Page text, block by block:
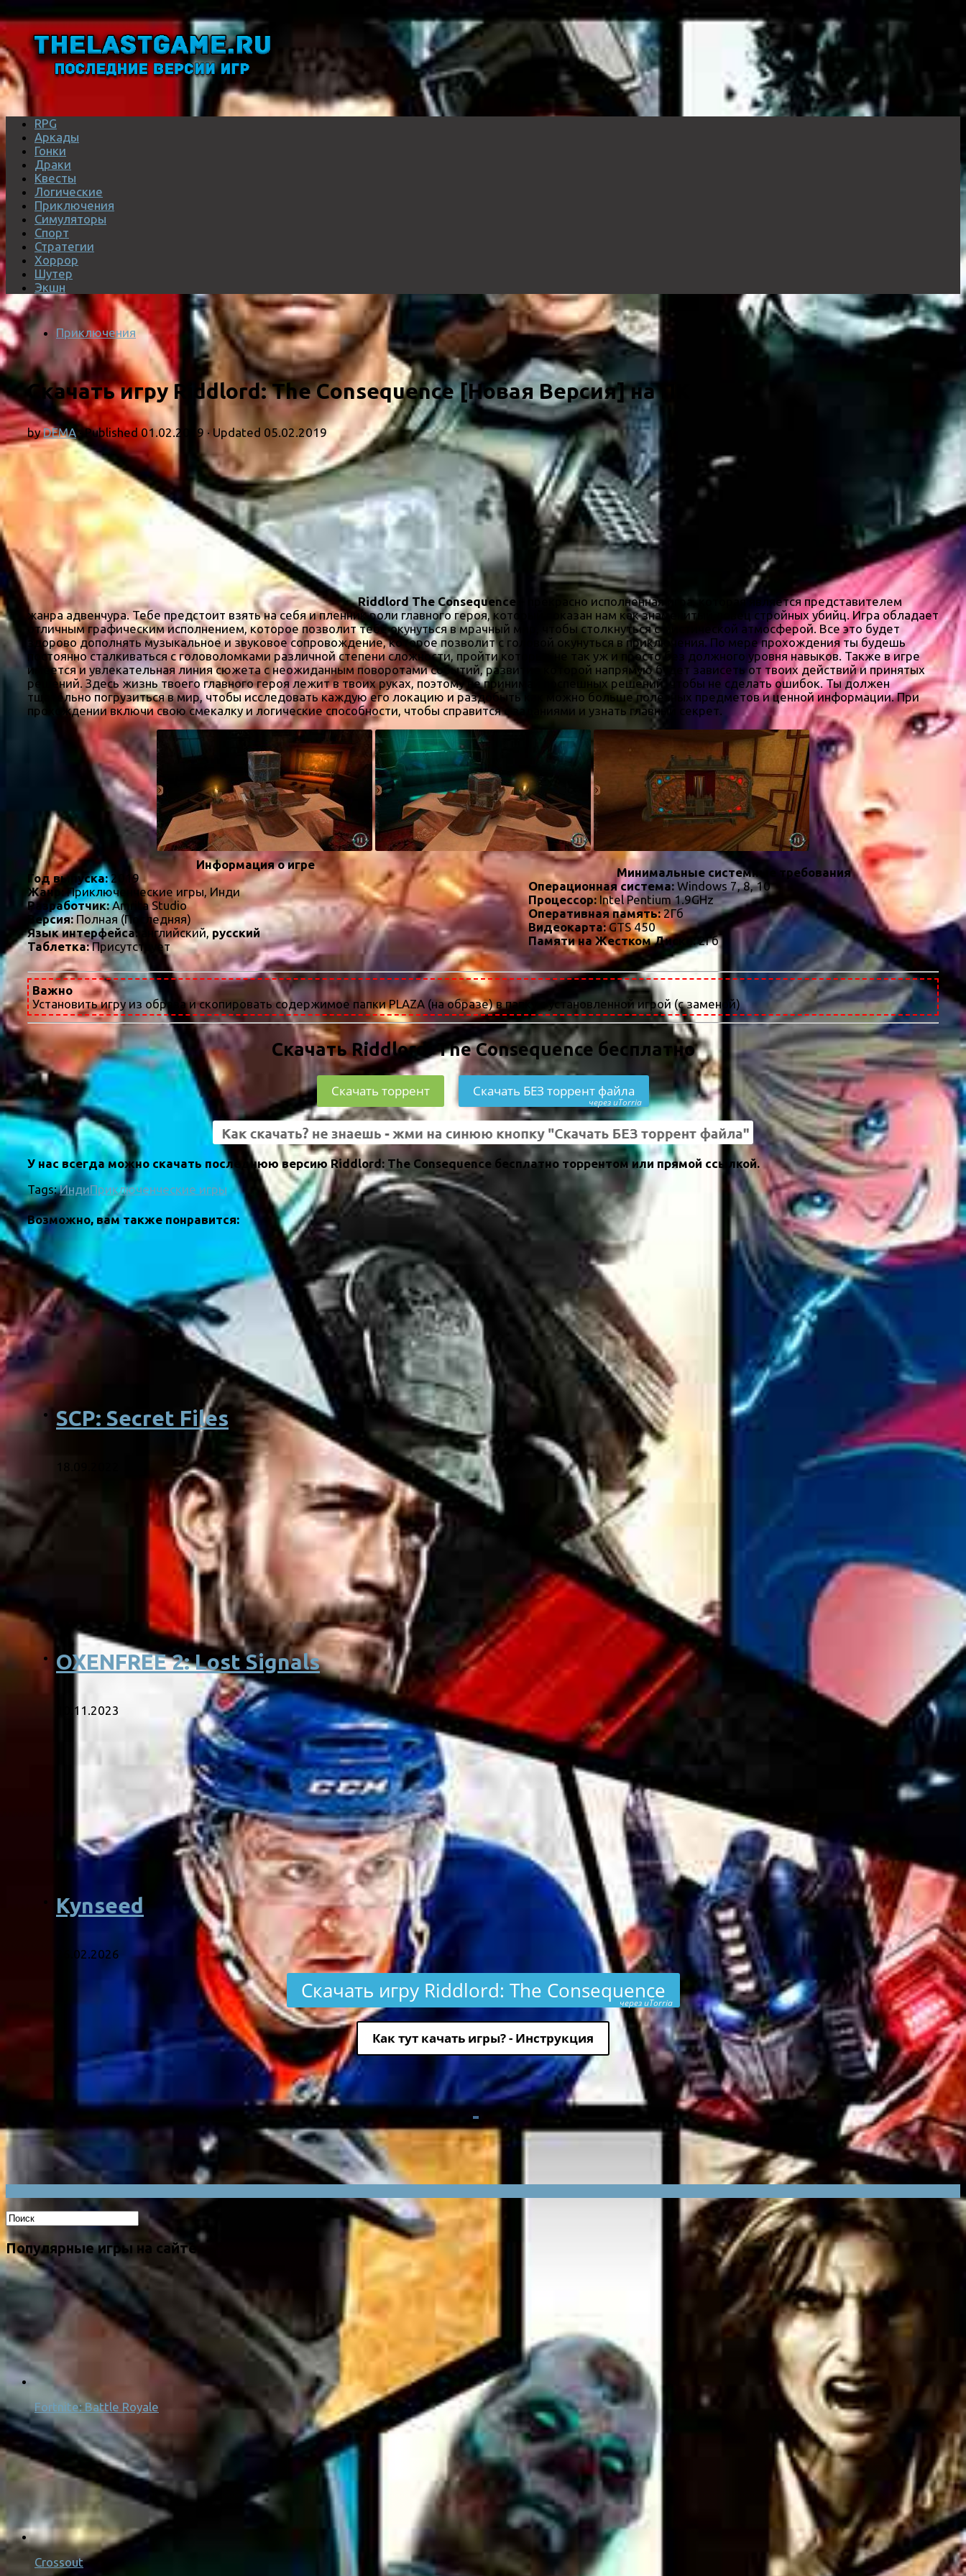
RPG
Аркады
Гонки
Драки
Квесты
Логические
Приключения
Симуляторы
Спорт
Стратегии
Хоррор
Шутер
Экшн
Приключения
Скачать игру Riddlord: The Consequence [Новая Версия] на ПК
byDEMA · Published01.02.2019 · Updated 05.02.2019
Riddlord The Consequence – прекрасно исполненная игра, которая является представителем
жанра адвенчура. Тебе предстоит взять на себя и пленник роли главного героя, который показан нам как знаменитый ловец стройных убийц. Игра обладает
отличным графическим исполнением, которое позволит тебе окунуться в мрачный мир, чтобы столкнуться с мистической атмосферой. Все это будет
здорово дополнять музыкальное и звуковое сопровождение, которое позволит с головой окунуться в приключения. По мере прохождения ты будешь
постоянно сталкиваться с головоломками различной степени сложности, пройти которые не так уж и просто без должного уровня навыков. Также в игре
имеется и увлекательная линия сюжета с неожиданным поворотами событий, развитие которой напрямую будет зависеть от твоих действий и принятых
решений. Здесь жизнь твоего главного героя лежит в твоих руках, поэтому не принимай поспешных решений, чтобы не сделать ошибок. Ты должен
тщательно погрузиться в мир, чтобы исследовать каждую его локацию и раздобыть как можно больше полезных предметов и ценной информации. При
прохождении включи свою смекалку и логические способности, чтобы справится с заданиями и узнать главный секрет.
Информация о игре
Год выпуска:2019
Жанр:
Приключенческие игры, Инди
Разработчик:Amrita Studio
Версия:Полная (Последняя)
Язык интерфейса: английский, русский
Таблетка:Присутствует
Минимальные системные требования
Операционная система: Windows 7, 8, 10
Процессор: Intel Pentium 1.9GHz
Оперативная память:2Гб
Видеокарта:GTS 450
Памяти на Жестком Диске:
2Гб
Важно
Установить игру из образа и скопировать содержимое папки PLAZA (на образе) в папку с установленной игрой (с заменой)
Скачать Riddlord: The Consequence бесплатно
Скачать торрент Скачать БЕЗ торрент файла
через uTorria
У нас всегда можно скачать последнюю версию Riddlord: The Consequence бесплатно торрентом или прямой ссылкой.
Tags: ИндиПриключенческие игры
Возможно, вам также понравится:
SCP: Secret Files
OXENFREE 2: Lost Signals
10.11.2023
Kynseed
26.02.2026
Скачать игру Riddlord: The Consequence
через uTorria
Как тут качать игры? - Инструкция
Популярные игры на сайте
Fortnite: Battle Royale
Crossout